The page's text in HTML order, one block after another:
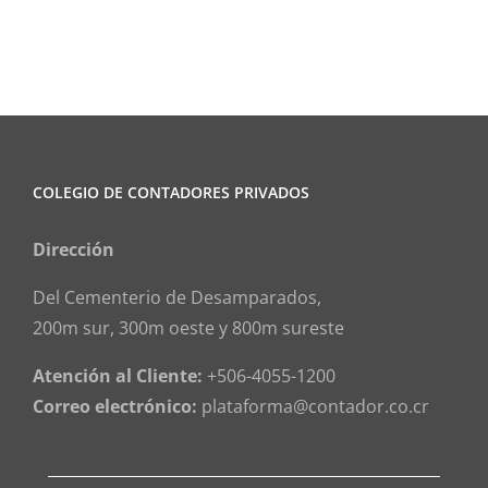
COLEGIO DE CONTADORES PRIVADOS
Dirección
Del Cementerio de Desamparados,
200m sur, 300m oeste y 800m sureste
Atención al Cliente: +506-4055-1200
Correo electrónico: plataforma@contador.co.cr